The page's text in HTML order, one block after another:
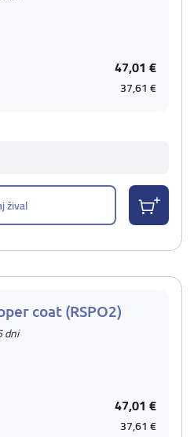
47,01 €
37,61 €
žival
coat (RSPO2)
dni
47,01 €
37,61 €